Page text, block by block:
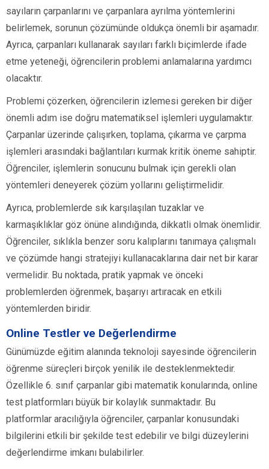
sayıların çarpanlarını ve çarpanlara ayrılma yöntemlerini
belirlemek, sorunun çözümünde oldukça önemli bir aşamadır.
Ayrıca, çarpanları kullanarak sayıları farklı biçimlerde ifade
etme yeteneği, öğrencilerin problemi anlamalarına yardımcı
olacaktır.
Problemi çözerken, öğrencilerin izlemesi gereken bir diğer
önemli adım ise doğru matematiksel işlemleri uygulamaktır.
Çarpanlar üzerinde çalışırken, toplama, çıkarma ve çarpma
işlemleri arasındaki bağlantıları kurmak kritik öneme sahiptir.
Öğrenciler, işlemlerin sonucunu bulmak için gerekli olan
yöntemleri deneyerek çözüm yollarını geliştirmelidir.
Ayrıca, problemlerde sık karşılaşılan tuzaklar ve
karmaşıklıklar göz önüne alındığında, dikkatli olmak önemlidir.
Öğrenciler, sıklıkla benzer soru kalıplarını tanımaya çalışmalı
ve çözümde hangi stratejiyi kullanacaklarına dair net bir karar
vermelidir. Bu noktada, pratik yapmak ve önceki
problemlerden öğrenmek, başarıyı artıracak en etkili
yöntemlerden biridir.
Online Testler ve Değerlendirme
Günümüzde eğitim alanında teknoloji sayesinde öğrencilerin
öğrenme süreçleri birçok yenilik ile desteklenmektedir.
Özellikle 6. sınıf çarpanlar gibi matematik konularında, online
test platformları büyük bir kolaylık sunmaktadır. Bu
platformlar aracılığıyla öğrenciler, çarpanlar konusundaki
bilgilerini etkili bir şekilde test edebilir ve bilgi düzeylerini
değerlendirme imkanı bulabilirler.